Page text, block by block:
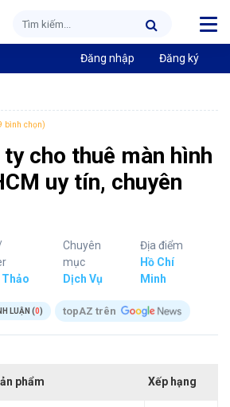
Đăng nhập Đăng ký
bình chọn)
cho thuê màn hình
uy tín, chuyên
Thảo
Chuyên
mục
Dịch Vụ
Địa điểm
Hồ Chí
Minh
LUẬN (0) topAZ trên
phẩm Xếp hạng